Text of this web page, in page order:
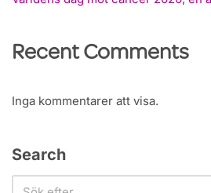
Recent Comments
Inga kommentarer att visa.
Search